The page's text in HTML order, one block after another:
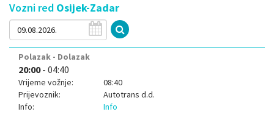
Vozni red Osijek-Zadar
Polazak - Dolazak
20:00- 04:40
Vrijeme vožnje:
08:40
Prijevoznik:
Autotrans d.d.
Info:
Info